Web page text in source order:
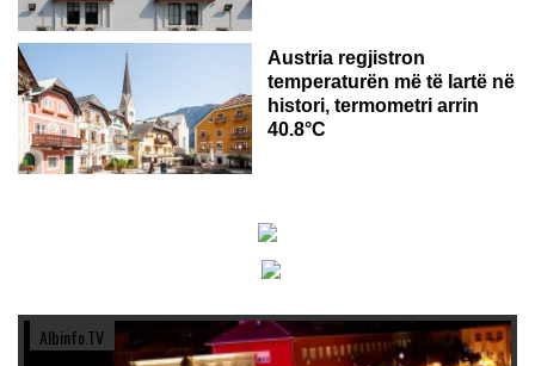
Austria regjistron
temperaturën më të lartë në
histori, termometri arrin
40.8°C
Albinfo.TV